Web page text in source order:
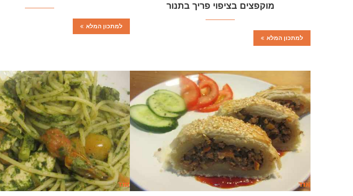
מוקפצים בציפוי פריך בתנור
למתכון המלא
למתכון המלא